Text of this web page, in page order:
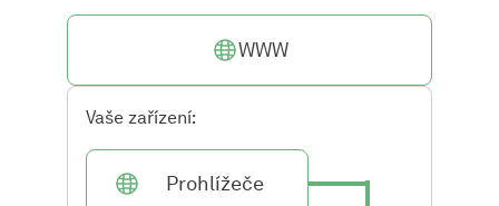
WWW
Vaše zařízení:
Prohlížeče